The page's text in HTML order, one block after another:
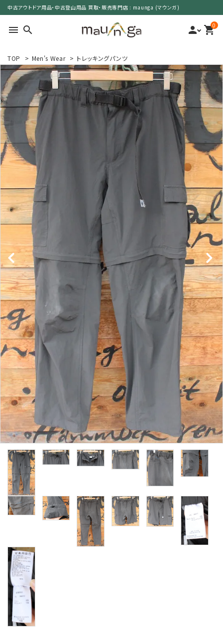
中古アウトドア用品・中古登山用品 買取・販売専門店 : maunga (マウンガ)
menu search person 0
shopping_cart
search
カテゴリーで選ぶ
サイズで選ぶ
特集で選ぶ
価格で選ぶ
買取案内
レンタル・修理
店舗情報
POLICY
INFORMATION
ACCOUNT MENU
ようこそ ゲスト 様
meeting_room ログイン 新規会員登録
TOP > Men's Wear > トレッキングパンツ